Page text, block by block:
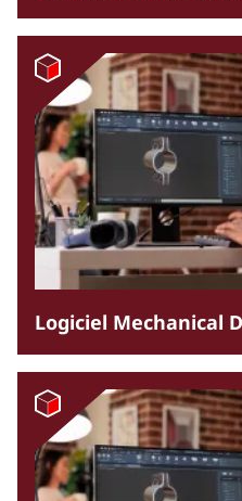
Logiciel Mechanical